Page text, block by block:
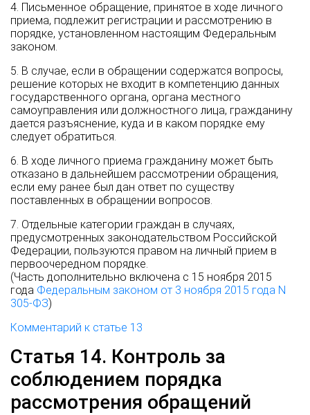
4. Письменное обращение, принятое в ходе личного
приема, подлежит регистрации и рассмотрению в
порядке, установленном настоящим Федеральным
законом.
5. В случае, если в обращении содержатся вопросы,
решение которых не входит в компетенцию данных
государственного органа, органа местного
самоуправления или должностного лица, гражданину
дается разъяснение, куда и в каком порядке ему
следует обратиться.
6. В ходе личного приема гражданину может быть
отказано в дальнейшем рассмотрении обращения,
если ему ранее был дан ответ по существу
поставленных в обращении вопросов.
7. Отдельные категории граждан в случаях,
предусмотренных законодательством Российской
Федерации, пользуются правом на личный прием в
первоочередном порядке.
(Часть дополнительно включена с 15 ноября 2015
года Федеральным законом от 3 ноября 2015 года N
305-ФЗ)
Комментарий к статье 13
Статья 14. Контроль за
соблюдением порядка
рассмотрения обращений